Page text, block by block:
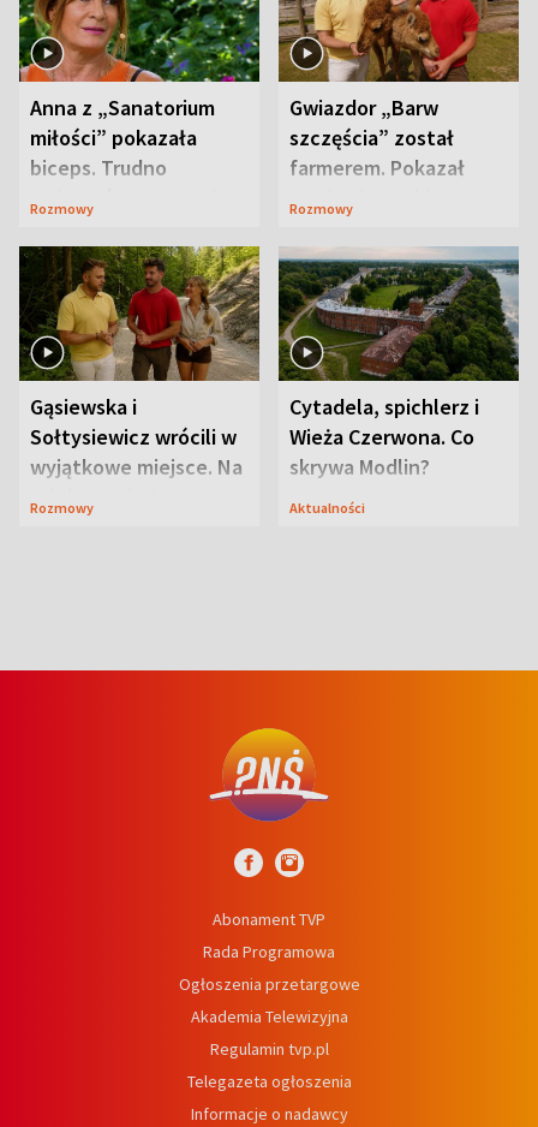
Anna z „Sanatorium
miłości” pokazała
biceps. Trudno
uwierzyć, co przeszła
Rozmowy
Gwiazdor „Barw
szczęścia” został
farmerem. Pokazał
swoje niezwykłe
Rozmowy
Gąsiewska i
Sołtysiewicz wrócili w
wyjątkowe miejsce. Na
szlaku czekał
Rozmowy
Cytadela, spichlerz i
Wieża Czerwona. Co
skrywa Modlin?
Aktualności
Abonament TVP
Rada Programowa
Ogłoszenia przetargowe
Akademia Telewizyjna
Regulamin tvp.pl
Telegazeta ogłoszenia
Informacje o nadawcy